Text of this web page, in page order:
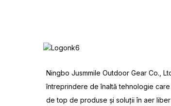
Cort de familie cu
tuneluri
Ningbo Jusmmile Outdoor Gear Co.,
întreprindere de înaltă tehnologie
de top de produse și soluții în aer